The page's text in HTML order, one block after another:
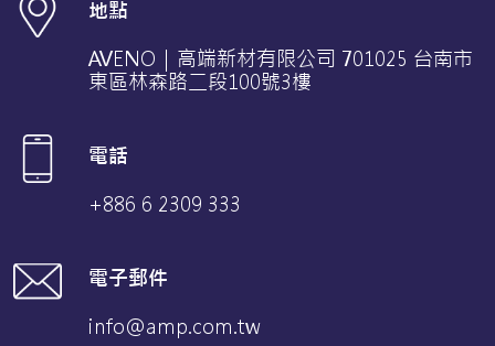
地點
AVENO｜高端新材有限公司 701025 台南市
東區林森路二段100號3樓
電話
+886 6 2309 333
電子郵件
info@amp.com.tw